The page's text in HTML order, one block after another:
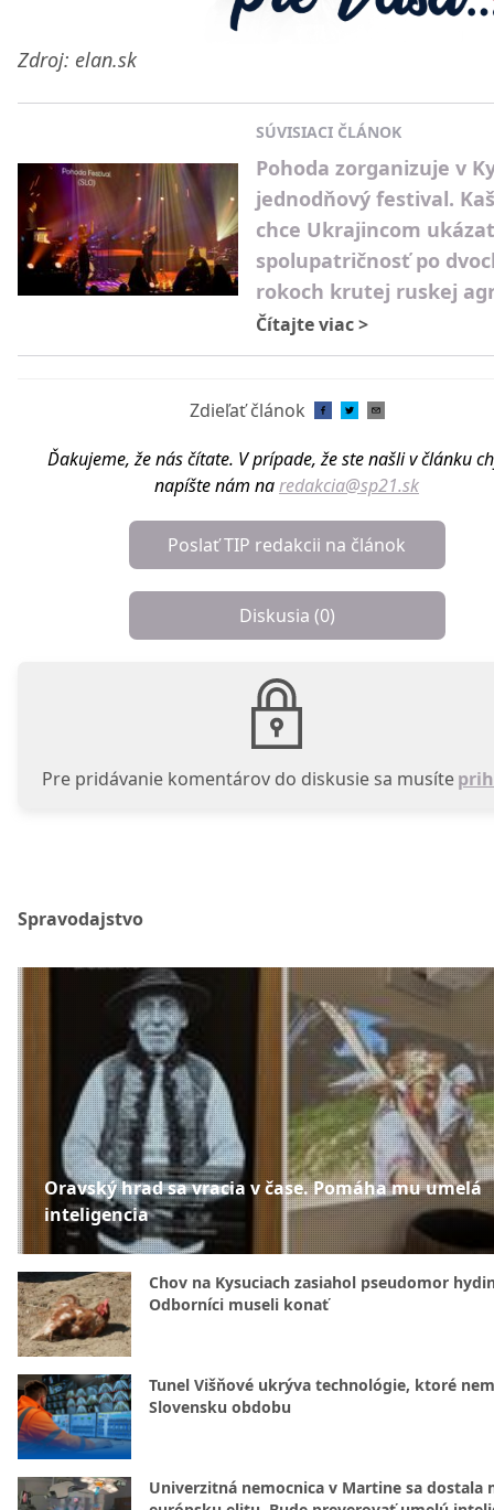
Zdroj: elan.sk
SÚVISIACI ČLÁNOK
Pohoda zorganizuje v
jednodňový festival.
chce Ukrajincom ukázať
spolupatričnosť po
rokoch krutej ruskej
Čítajte viac>
Zdieľať článok
Ďakujeme, že nás čítate. V prípade, že ste našli v článku
napíšte nám naredakcia@sp21.sk
Poslať TIP redakcii na článok
Diskusia (0)
Pre pridávanie komentárov do diskusie sa musíte
Spravodajstvo
Oravský hrad sa vracia v čase. Pomáha mu umelá
inteligencia
Chov na Kysuciach zasiahol pseudomor
Odborníci museli konať
Tunel Višňové ukrýva technológie, ktoré
Slovensku obdobu
Univerzitná nemocnica v Martine sa dostala